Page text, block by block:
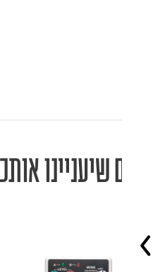
מוצרים שיעניינו